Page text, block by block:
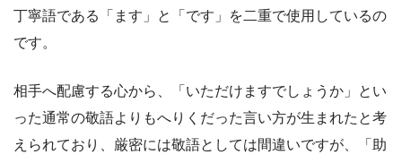
丁寧語である「ます」と「です」を二重で使用しているの
です。
相手へ配慮する心から、「いただけますでしょうか」とい
った通常の敬語よりもへりくだった言い方が生まれたと考
えられており、厳密には敬語としては間違いですが、「助